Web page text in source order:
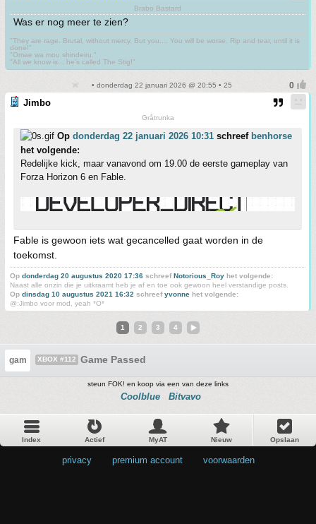
Brabo Bastard
Was er nog meer te zien?
"They are rage. Brutal, without mercy. But you.... You will be worse. Rip and tear, until it is
done!"
"Omae wa mou shindeiru."
"All we know is... he's called The Stig!"
• donderdag 22 januari 2026 @ 20:55 • 25
Jimbo
Gråtrunka
Op donderdag 22 januari 2026 10:31 schreef benhorse
het volgende:
Redelijke kick, maar vanavond om 19.00 de eerste gameplay van
Forza Horizon 6 en Fable.
Fable is gewoon iets wat gecancelled gaat worden in de
toekomst.
Op donderdag 20 augustus 2020 17:36 schreefNotorious_Roy het volgende:
Naast alle onzin die je uitkraamt heb je af en toe ook gewoon heel verstandige posts.
Op dinsdag 10 augustus 2021 16:32 schreefyvonne het volgende:
@:Jimbo voor mod, yeah *O*
1 2 3 4
gam XBOX #112 Game Passed
steun FOK! en koop via een van deze links
Coolblue Bitvavo
Index Actief MyAT Nieuw Opslaan
privacy premium account voorwaarden